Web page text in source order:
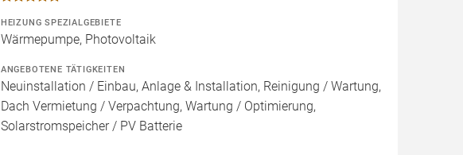
HEIZUNG SPEZIALGEBIETE
Wärmepumpe, Photovoltaik
ANGEBOTENE TÄTIGKEITEN
Neuinstallation / Einbau, Anlage & Installation, Reinigung / Wartung,
Dach Vermietung / Verpachtung, Wartung / Optimierung,
Solarstromspeicher / PV Batterie